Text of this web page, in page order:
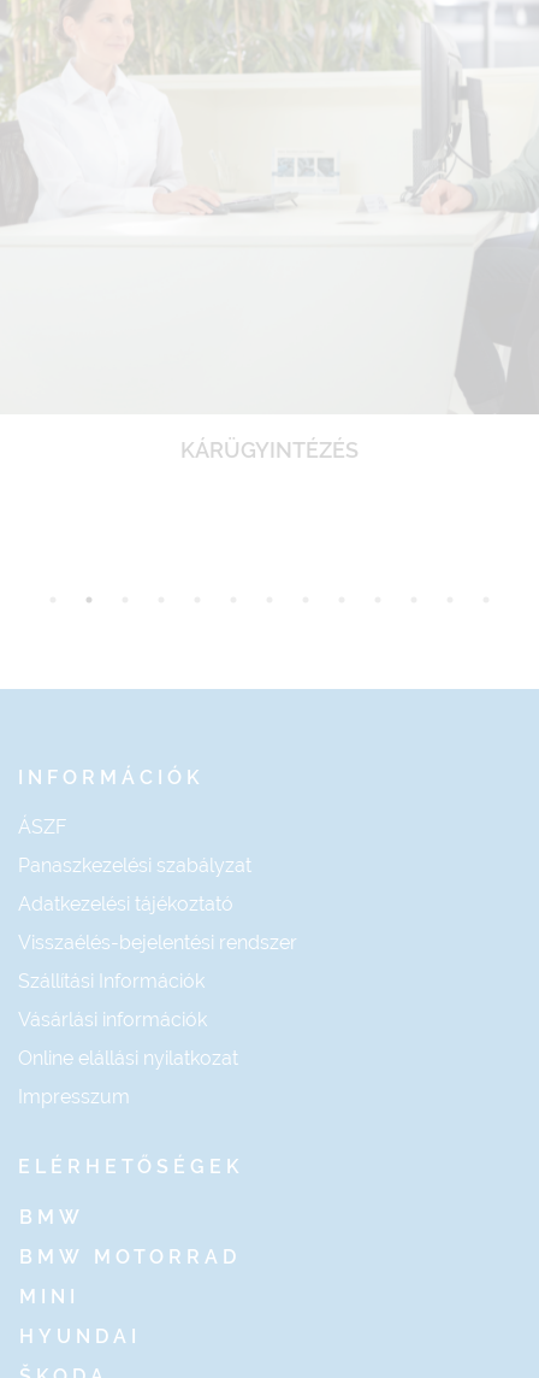
KÁRÜGYINTÉZÉS
INFORMÁCIÓK
ÁSZF
Panaszkezelési szabályzat
Adatkezelési tájékoztató
Visszaélés-bejelentési rendszer
Szállítási Információk
Vásárlási információk
Online elállási nyilatkozat
Impresszum
ELÉRHETŐSÉGEK
BMW
BMW MOTORRAD
MINI
HYUNDAI